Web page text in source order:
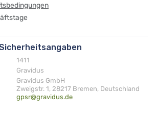
1411
Gravidus
Gravidus GmbH
Zweigstr. 1, 28217 Bremen, Deutschland
gpsr@gravidus.de